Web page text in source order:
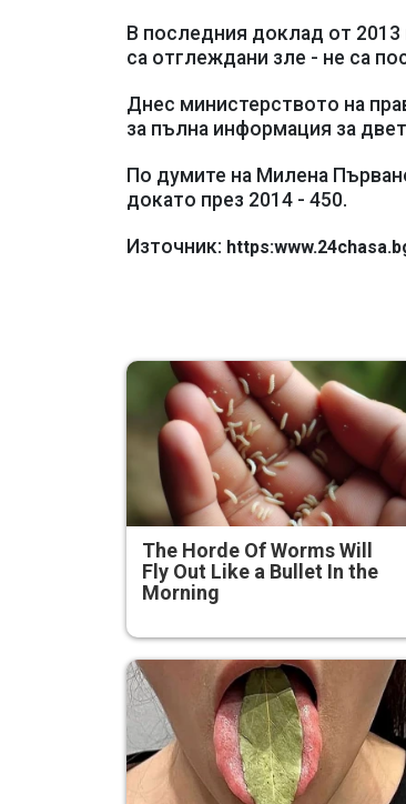
В последния доклад от
са отглеждани зле - не са
Днес министерството на
за пълна информация за
По думите на Милена
докато през 2014 - 450.
Източник:
The Horde Of Worms Will
Fly Out Like a Bullet In the
Morning